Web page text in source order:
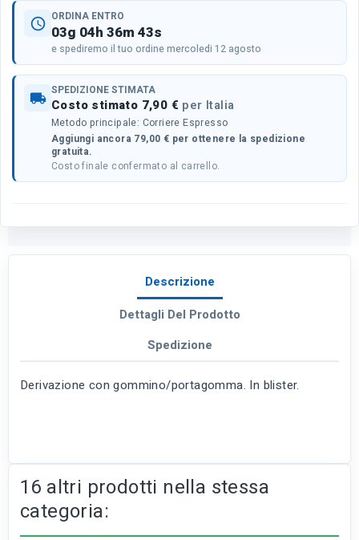
schedule ORDINA ENTRO
03g 04h 36m 43s
e spediremo il tuo ordine mercoledi 12 agosto
local_shipping SPEDIZIONE STIMATA
Costo stimato 7,90 € per Italia
Metodo principale: Corriere Espresso
Aggiungi ancora 79,00 € per ottenere la spedizione
gratuita.
Costo finale confermato al carrello.
Descrizione
Dettagli Del Prodotto
Spedizione
Derivazione con gommino/portagomma. In blister.
16 altri prodotti nella stessa
categoria: